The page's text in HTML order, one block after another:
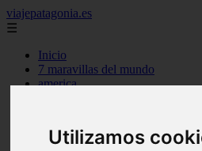
Utilizamos
viajepatagonia.es
☰
Inicio
7 maravillas del mundo
america
c buenos aires
c cordoba